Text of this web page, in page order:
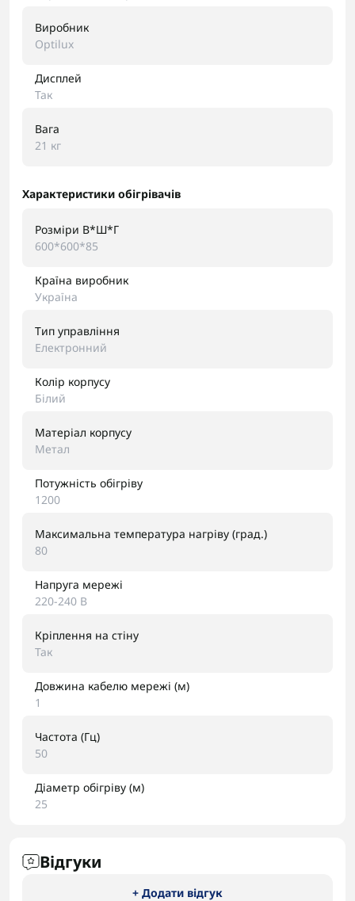
Виробник
Optilux
Дисплей
Так
Вага
21 кг
Характеристики обігрівачів
Розміри В*Ш*Г
600*600*85
Країна виробник
Україна
Тип управління
Електронний
Колір корпусу
Білий
Матеріал корпусу
Метал
Потужність обігріву
1200
Максимальна температура нагріву (град.)
80
Напруга мережі
220-240 В
Кріплення на стіну
Так
Довжина кабелю мережі (м)
1
Частота (Гц)
50
Діаметр обігріву (м)
25
Відгуки
+ Додати відгук